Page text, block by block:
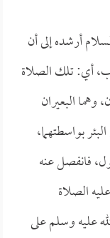
أرشده إلى أن
أي: تلك الصلاة
البعيران
بواسطتهما،
فانفصل عنه
الصلاة
عليه وسلم على